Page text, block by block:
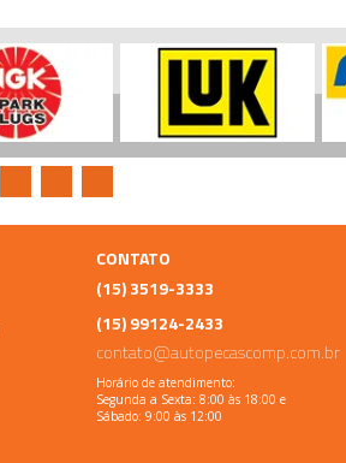
CONTATO
(15) 3519-3333
(15) 99124-2433
contato@autopecascomp.com.br
Horário de atendimento:
Segunda a Sexta: 8:00 às 18:00 e
Sábado: 9:00 às 12:00